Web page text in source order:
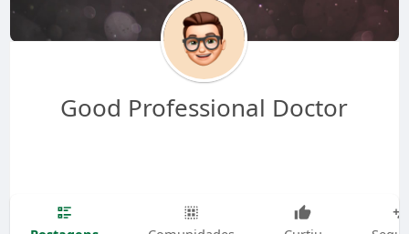
Good Professional Doctor